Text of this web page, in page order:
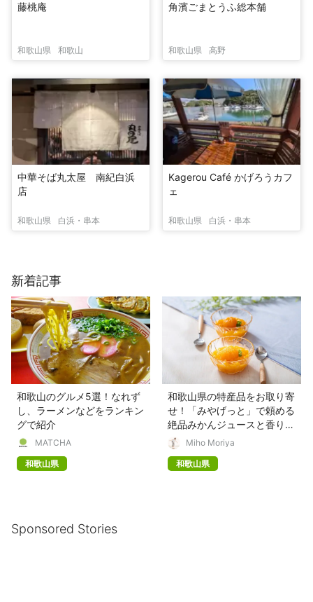
藤桃庵
和歌山県 和歌山
角濱ごまとうふ総本舗
和歌山県 高野
中華そば丸太屋 南紀白浜
店
和歌山県 白浜・串本
Kagerou Café かげろうカフ
ェ
和歌山県 白浜・串本
新着記事
和歌山のグルメ5選！なれず
し、ラーメンなどをランキン
グで紹介
MATCHA
和歌山県
和歌山県の特産品をお取り寄
せ！「みやげっと」で頼める
絶品みかんジュースと香り豊
かなお饅頭
Miho Moriya
和歌山県
Sponsored Stories